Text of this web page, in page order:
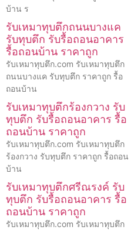
บ้าน ร
รับเหมาทุบตึกถนนบางแค
รับทุบตึก รับรื้อถอนอาคาร
รื้อถอนบ้าน ราคาถูก
รับเหมาทุบตึก.com รับเหมาทุบตึก
ถนนบางแค รับทุบตึก ราคาถูก รื้อ
ถอนบ้าน
รับเหมาทุบตึกร้องกวาง รับ
ทุบตึก รับรื้อถอนอาคาร รื้อ
ถอนบ้าน ราคาถูก
รับเหมาทุบตึก.com รับเหมาทุบตึก
ร้องกวาง รับทุบตึก ราคาถูก รื้อถอน
บ้าน
รับเหมาทุบตึกศรีณรงค์ รับ
ทุบตึก รับรื้อถอนอาคาร รื้อ
ถอนบ้าน ราคาถูก
รับเหมาทุบตึก.com รับเหมาทุบตึก